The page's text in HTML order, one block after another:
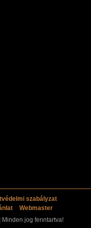
szabályzat
Webmaster
| Minden jog fenntartva!